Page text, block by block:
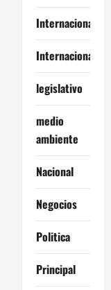
Internacional
Internacionales
legislativo
medio
ambiente
Nacional
Negocios
Politica
Principal